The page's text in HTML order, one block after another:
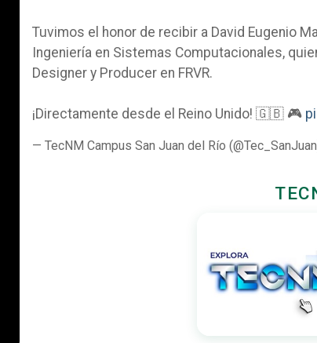
Tuvimos el honor de recibir a David Eugenio
Ingeniería en Sistemas Computacionales,
Designer y Producer en FRVR.
¡Directamente desde el Reino Unido! 🇬🇧 🎮
— TecNM Campus San Juan del Río